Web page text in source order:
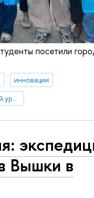
посетили
инновации
Центр арктической и северной урбанистики
Вышки в